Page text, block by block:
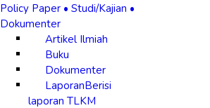
Policy Paper • Studi/Kajian •
Dokumenter
Artikel Ilmiah
Buku
Dokumenter
LaporanBerisi
laporan TLKM